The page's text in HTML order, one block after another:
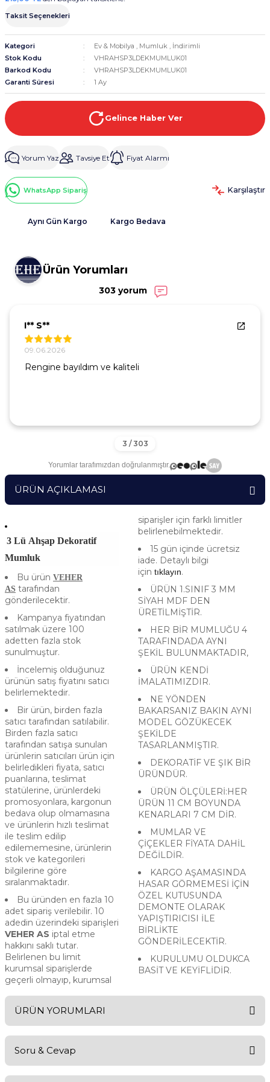
Taksit Seçenekleri
Kategori Ev & Mobilya , Mumluk , İndirimli
Stok Kodu
VHRAHSP3LDEKMUMLUK01
Barkod Kodu
VHRAHSP3LDEKMUMLUK01
Garanti Süresi
1 Ay
Gelince Haber Ver
Yorum Yaz Tavsiye Et Fiyat Alarmı
WhatsApp Sipariş Karşılaştır
Aynı Gün Kargo Kargo Bedava
Ürün Yorumları
303 yorum
I** S**
09.06.2026
Rengine bayıldım ve kaliteli
Yorumlar tarafımızdan doğrulanmıştır.
ÜRÜN AÇIKLAMASI
3 Lü Ahşap Dekoratif
Mumluk
Bu ürün VEHER
AS tarafından
gönderilecektir.
Kampanya fiyatından
satılmak üzere 100
adetten fazla stok
sunulmuştur.
İncelemiş olduğunuz
ürünün satış fiyatını satıcı
belirlemektedir.
Bir ürün, birden fazla
satıcı tarafından satılabilir.
Birden fazla satıcı
tarafından satışa sunulan
ürünlerin satıcıları ürün için
belirledikleri fiyata, satıcı
puanlarına, teslimat
statülerine, ürünlerdeki
promosyonlara, kargonun
bedava olup olmamasına
ve ürünlerin hızlı teslimat
ile teslim edilip
edilememesine, ürünlerin
stok ve kategorileri
bilgilerine göre
sıralanmaktadır.
Bu üründen en fazla 10
adet sipariş verilebilir. 10
adedin üzerindeki siparişleri
VEHER AS iptal etme
hakkını saklı tutar.
Belirlenen bu limit
kurumsal siparişlerde
geçerli olmayıp, kurumsal
siparişler için farklı limitler
belirlenebilmektedir.
15 gün içinde ücretsiz
iade. Detaylı bilgi
içintıklayın.
ÜRÜN 1.SINIF 3 MM
SİYAH MDF DEN
ÜRETİLMİŞTİR.
HER BİR MUMLUĞU 4
TARAFINDADA AYNI
ŞEKİL BULUNMAKTADIR,
ÜRÜN KENDİ
İMALATIMIZDIR.
NE YÖNDEN
BAKARSANIZ BAKIN AYNI
MODEL GÖZÜKECEK
ŞEKİLDE
TASARLANMIŞTIR.
DEKORATİF VE ŞIK BİR
ÜRÜNDÜR.
ÜRÜN ÖLÇÜLERİ:HER
ÜRÜN 11 CM BOYUNDA
KENARLARI 7 CM DİR.
MUMLAR VE
ÇİÇEKLER FİYATA DAHİL
DEĞİLDİR.
KARGO AŞAMASINDA
HASAR GÖRMEMESİ İÇİN
ÖZEL KUTUSUNDA
DEMONTE OLARAK
YAPIŞTIRICISI İLE
BİRLİKTE
GÖNDERİLECEKTİR.
KURULUMU OLDUKCA
BASİT VE KEYİFLİDİR.
ÜRÜN YORUMLARI
Soru & Cevap